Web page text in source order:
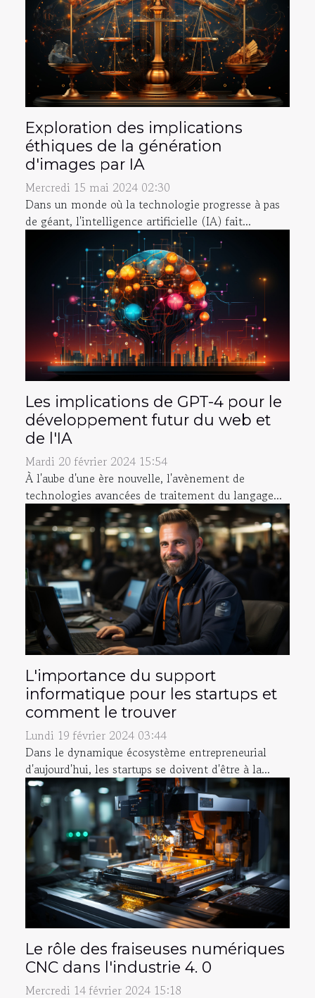
Exploration des implications
éthiques de la génération
d'images par IA
Mercredi 15 mai 2024 02:30
Dans un monde où la technologie progresse à pas
de géant, l'intelligence artificielle (IA) fait...
Les implications de GPT-4 pour le
développement futur du web et
de l'IA
Mardi 20 février 2024 15:54
À l'aube d'une ère nouvelle, l'avènement de
technologies avancées de traitement du langage...
L'importance du support
informatique pour les startups et
comment le trouver
Lundi 19 février 2024 03:44
Dans le dynamique écosystème entrepreneurial
d'aujourd'hui, les startups se doivent d'être à la...
Le rôle des fraiseuses numériques
CNC dans l'industrie 4. 0
Mercredi 14 février 2024 15:18